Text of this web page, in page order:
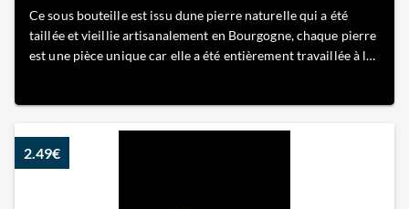
Ce sous bouteille est issu dune pierre naturelle qui a été
taillée et vieillie artisanalement en Bourgogne, chaque pierre
est une pièce unique car elle a été entièrement travaillée à la
2.49€